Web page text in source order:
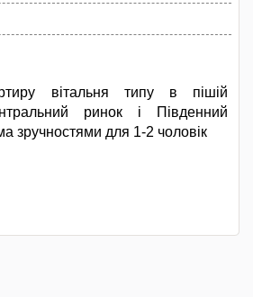
вітальня типу в пішій
ринок і Південний
зручностями для 1-2 чоловік